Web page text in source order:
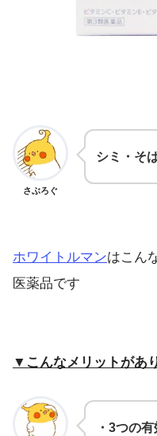
さぶろぐ
シミ・そ
ホワイトルマンはこん
医薬品です
▼こんなメリットがあ
・3つの